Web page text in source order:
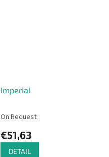
Imperial
On Request
€51,63
DETAIL